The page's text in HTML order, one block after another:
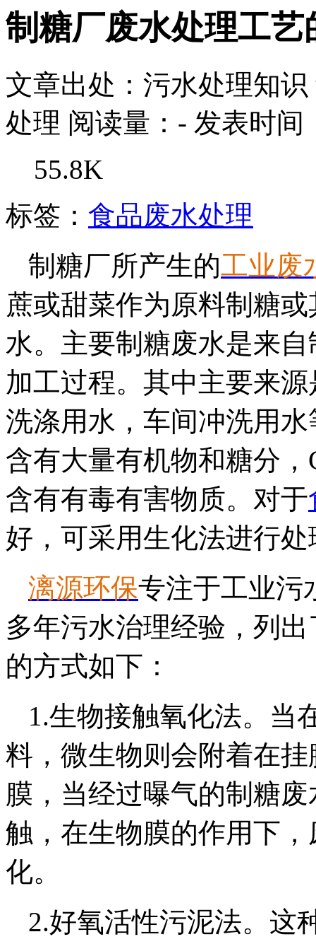
制糖厂废水处理工艺
文章出处：污水处理知识
处理 阅读量： - 发表时间
55.8K
标签： 食品废水处理
制糖厂所产生的工业废
蔗或甜菜作为原料制糖
水。主要制糖废水是来
加工过程。其中主要来
洗涤用水，车间冲洗用
含有大量有机物和糖分
含有有毒有害物质。对于
好，可采用生化法进行处
漓源环保专注于工业污
多年污水治理经验，列
的方式如下：
1.生物接触氧化法。当
料，微生物则会附着在
膜，当经过曝气的制糖
触，在生物膜的作用下
化。
2.好氧活性污泥法。这